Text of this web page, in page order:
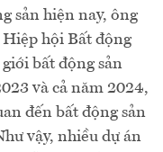
sản hiện nay, ông
hội Bất động
bất động sản
và cả năm 2024,
đến bất động sản
vậy, nhiều dự án